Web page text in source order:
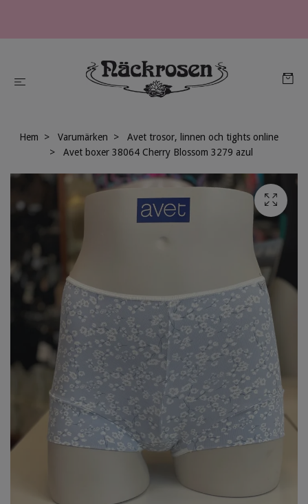
Hem Varumärken
Avet trosor, linnen och tights online
Avet boxer 38064 Cherry Blossom 3279 azul